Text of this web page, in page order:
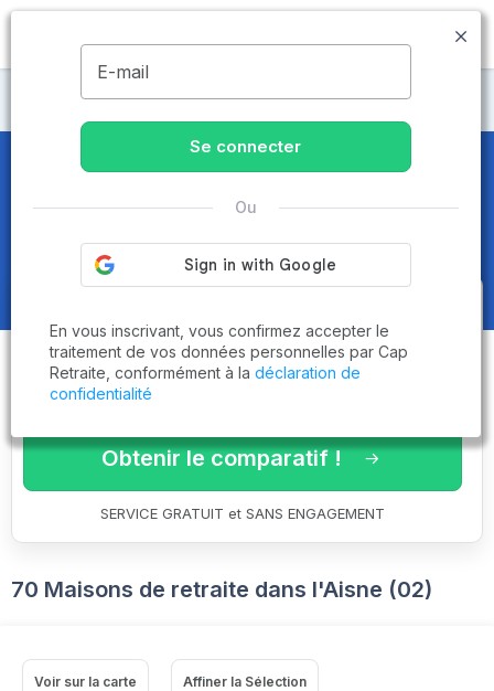
MENU
Maisons de retraite Hauts-de-France
Maisons de retraite et EHPAD
dans l'Aisne (02)
Obtenez le
comparatif des
établissementsadaptés à vos
critères en 3 minutes !
Obtenir le comparatif !
SERVICE GRATUIT et SANS ENGAGEMENT
70 Maisons de retraite dans l'Aisne (02)
Voir sur la carte Affiner la Sélection
E-mail
Se connecter
Ou
En vous inscrivant, vous confirmez accepter le
traitement de vos données personnelles par Cap
Retraite, conformément à la déclaration de
confidentialité